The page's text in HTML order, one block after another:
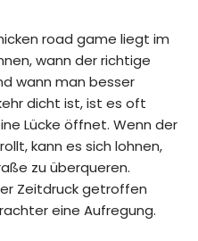
road game liegt im
wann der richtige
wann man besser
dicht ist, ist es oft
Lücke öffnet. Wenn der
kann es sich lohnen,
zu überqueren.
Zeitdruck getroffen
eine Aufregung.